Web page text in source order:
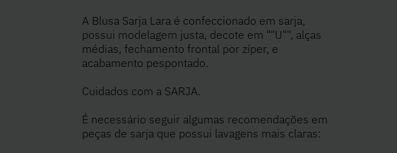
A Blusa Sarja Lara é confeccionado em sarja,
possui modelagem justa, decote em ""U"", alças
médias, fechamento frontal por zíper, e
acabamento pespontado.
Cuidados com a SARJA.
É necessário seguir algumas recomendações em
peças de sarja que possui lavagens mais claras: